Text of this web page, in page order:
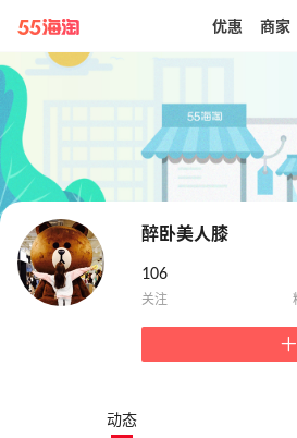
带你去官网买正品
优惠 商家
醉卧美人膝
106
动态